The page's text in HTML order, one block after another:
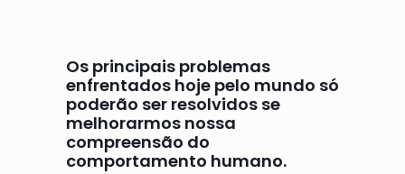
Os principais problemas
enfrentados hoje pelo mundo só
poderão ser resolvidos se
melhorarmos nossa
compreensão do
comportamento humano.